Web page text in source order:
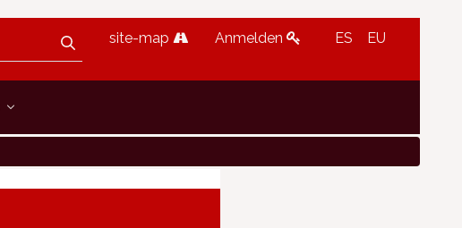
site-map Anmelden ES EU